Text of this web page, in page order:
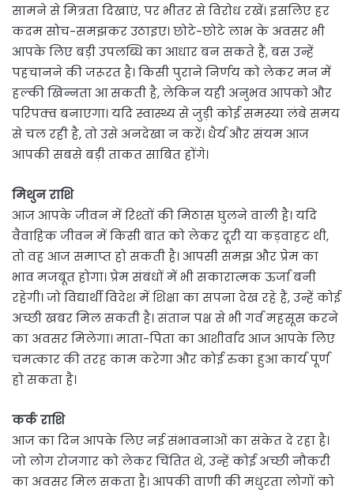
सामने से मित्रता दिखाएं, पर भीतर से विरोध रखें। इसलिए हर
कदम सोच-समझकर उठाइए। छोटे-छोटे लाभ के अवसर भी
आपके लिए बड़ी उपलब्धि का आधार बन सकते हैं, बस उन्हें
पहचानने की जरूरत है। किसी पुराने निर्णय को लेकर मन में
हल्की खिन्नता आ सकती है, लेकिन यही अनुभव आपको और
परिपक्व बनाएगा। यदि स्वास्थ्य से जुड़ी कोई समस्या लंबे समय
से चल रही है, तो उसे अनदेखा न करें। धैर्य और संयम आज
आपकी सबसे बड़ी ताकत साबित होंगे।
मिथुन राशि
आज आपके जीवन में रिश्तों की मिठास घुलने वाली है। यदि
वैवाहिक जीवन में किसी बात को लेकर दूरी या कड़वाहट थी,
तो वह आज समाप्त हो सकती है। आपसी समझ और प्रेम का
भाव मजबूत होगा। प्रेम संबंधों में भी सकारात्मक ऊर्जा बनी
रहेगी। जो विद्यार्थी विदेश में शिक्षा का सपना देख रहे हैं, उन्हें कोई
अच्छी खबर मिल सकती है। संतान पक्ष से भी गर्व महसूस करने
का अवसर मिलेगा। माता-पिता का आशीर्वाद आज आपके लिए
चमत्कार की तरह काम करेगा और कोई रुका हुआ कार्य पूर्ण
हो सकता है।
कर्क राशि
आज का दिन आपके लिए नई संभावनाओं का संकेत दे रहा है।
जो लोग रोजगार को लेकर चिंतित थे, उन्हें कोई अच्छी नौकरी
का अवसर मिल सकता है। आपकी वाणी की मधुरता लोगों को